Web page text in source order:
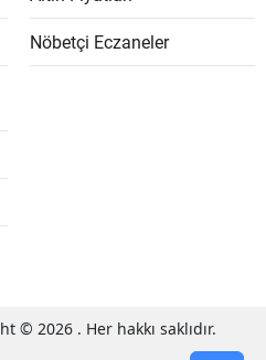
Nöbetçi Eczaneler
© 2026 . Her hakkı saklıdır.